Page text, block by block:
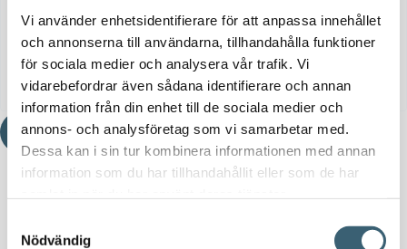
Vi använder enhetsidentifierare för att anpassa innehållet
och annonserna till användarna, tillhandahålla funktioner
för sociala medier och analysera vår trafik. Vi
vidarebefordrar även sådana identifierare och annan
information från din enhet till de sociala medier och
annons- och analysföretag som vi samarbetar med.
Dessa kan i sin tur kombinera informationen med annan
information som du har tillhandahållit eller som de har
Nödvändig
Jag samtycker till att Älvestad Tanken AB behandlar
personuppgifter om mig i enlighet med GDPR.
Skicka